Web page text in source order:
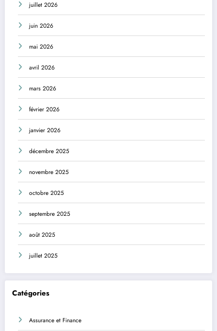
juillet 2026
juin 2026
mai 2026
avril 2026
mars 2026
février 2026
janvier 2026
décembre 2025
novembre 2025
octobre 2025
septembre 2025
août 2025
juillet 2025
Catégories
Assurance et Finance